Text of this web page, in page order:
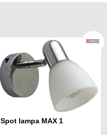
Spot lampa MAX 1